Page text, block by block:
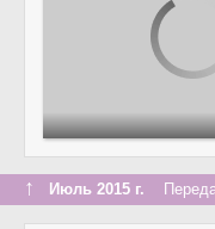
↑ Июль 2015 г.